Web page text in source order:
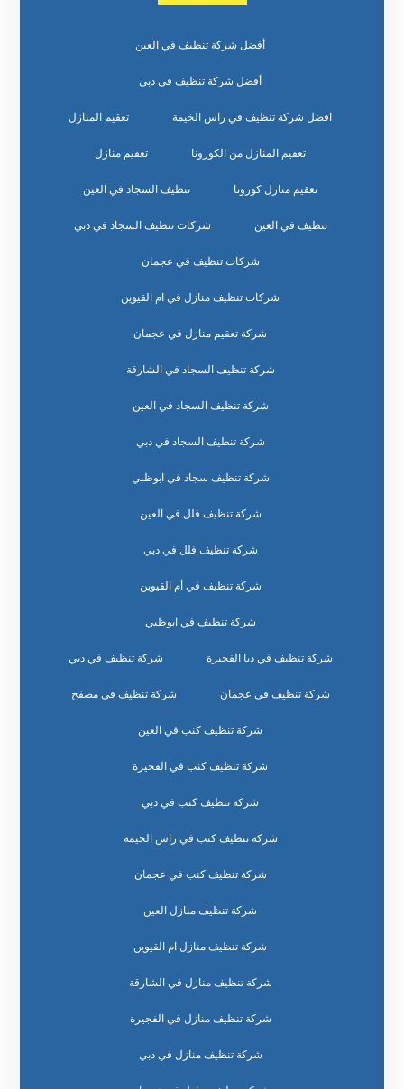
أفضل شركة تنظيف في العين
أفضل شركة تنظيف في دبي
افضل شركة تنظيف في راس الخيمة تعقيم المنازل
تعقيم المنازل من الكورونا تعقيم منازل
تعقيم منازل كورونا تنظيف السجاد في العين
تنظيف في العين شركات تنظيف السجاد في دبي
شركات تنظيف في عجمان
شركات تنظيف منازل في ام القيوين
شركة تعقيم منازل في عجمان
شركة تنظيف السجاد في الشارقة
شركة تنظيف السجاد في العين
شركة تنظيف السجاد في دبي
شركة تنظيف سجاد في ابوظبي
شركة تنظيف فلل في العين
شركة تنظيف فلل في دبي
شركة تنظيف في أم القيوين
شركة تنظيف في ابوظبي
شركة تنظيف في دبا الفجيرة شركة تنظيف في دبي
شركة تنظيف في عجمان شركة تنظيف في مصفح
شركة تنظيف كنب في العين
شركة تنظيف كنب في الفجيرة
شركة تنظيف كنب في دبي
شركة تنظيف كنب في راس الخيمة
شركة تنظيف كنب في عجمان
شركة تنظيف منازل العين
شركة تنظيف منازل ام القيوين
شركة تنظيف منازل في الشارقة
شركة تنظيف منازل في الفجيرة
شركة تنظيف منازل في دبي